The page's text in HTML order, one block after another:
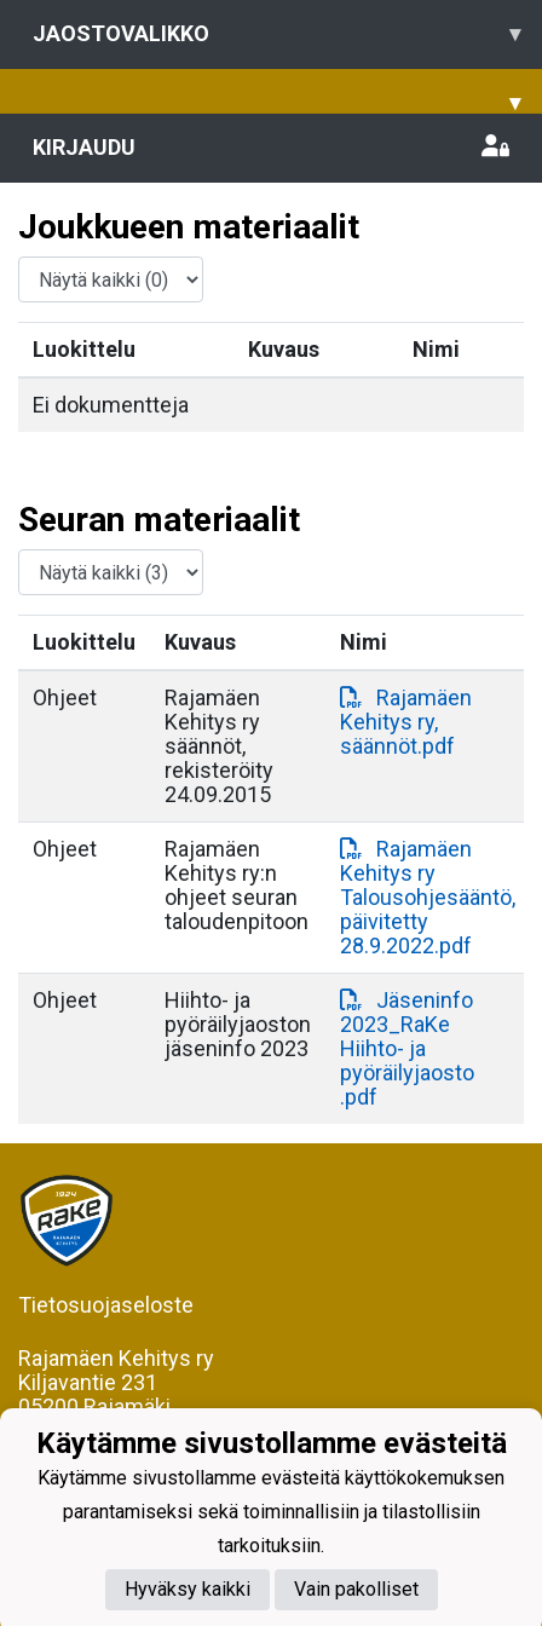
JAOSTOVALIKKO ▾
▾
KIRJAUDU
Joukkueen materiaalit
Luokittelu Kuvaus Nimi
Ei dokumentteja
Seuran materiaalit
Luokittelu Kuvaus Nimi
Ohjeet
Rajamäen
Kehitys ry
säännöt,
rekisteröity
24.09.2015
Rajamäen
Kehitys ry,
säännöt.pdf
Ohjeet
Rajamäen
Kehitys ry:n
ohjeet seuran
taloudenpitoon
Rajamäen
Kehitys ry
Talousohjesääntö,
päivitetty
28.9.2022.pdf
Ohjeet
Hiihto- ja
pyöräilyjaoston
jäseninfo 2023
Jäseninfo
2023_RaKe
Hiihto- ja
pyöräilyjaosto
.pdf
Tietosuojaseloste
Rajamäen Kehitys ry
Kiljavantie 231
05200 Rajamäki
Y-tunnus 0598128-2
Powered by
Käytämme sivustollamme evästeitä
Käytämme sivustollamme evästeitä käyttökokemuksen
parantamiseksi sekä toiminnallisiin ja tilastollisiin
tarkoituksiin.
Hyväksy kaikki
Vain pakolliset